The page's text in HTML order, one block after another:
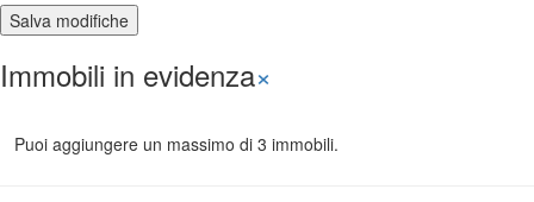
Immobili in evidenza×
Puoi aggiungere un massimo di 3 immobili.